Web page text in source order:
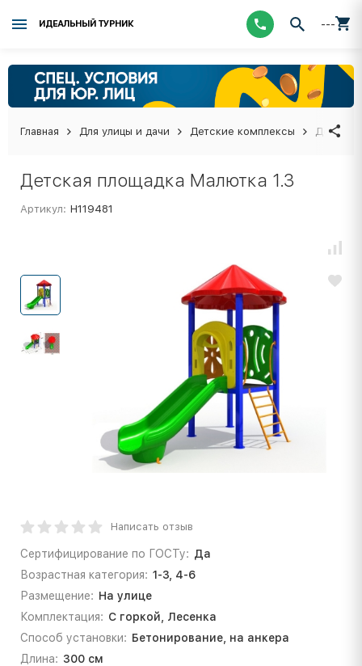
ИДЕАЛЬНЫЙ ТУРНИК ---
Главная Для улицы и дачи Детские комплексы
Детская площадка Малютка 1.3
Артикул: Н119481
Написать отзыв
Сертифицирование по ГОСТу: Да
Возрастная категория: 1-3, 4-6
Размещение: На улице
Комплектация: С горкой, Лесенка
Способ установки: Бетонирование, на анкера
Длина: 300 см